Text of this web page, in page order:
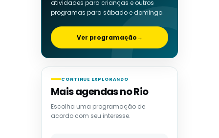
atividades para crianças e outros
programas para sábado e domingo.
Ver programação→
CONTINUE EXPLORANDO
Mais agendas no Rio
Escolha uma programação de
acordo com seu interesse.